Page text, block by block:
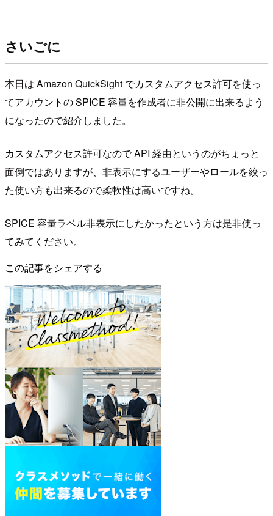
さいごに
本日は Amazon QuickSight でカスタムアクセス許可を使っ
てアカウントの SPICE 容量を作成者に非公開に出来るよう
になったので紹介しました。
カスタムアクセス許可なので API 経由というのがちょっと
面倒ではありますが、非表示にするユーザーやロールを絞っ
た使い方も出来るので柔軟性は高いですね。
SPICE 容量ラベル非表示にしたかったという方は是非使っ
てみてください。
この記事をシェアする